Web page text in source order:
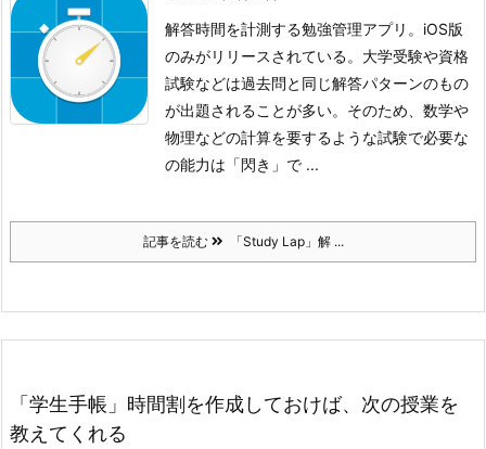
解答時間を計測する勉強管理アプリ。iOS版
のみがリリースされている。 大学受験や資格
試験などは過去問と同じ解答パターンのもの
が出題されることが多い。そのため、数学や
物理などの計算を要するような試験で必要な
の能力は「閃き」で ...
記事を読む 「Study Lap」解 ...
「学生手帳」時間割を作成しておけば、次の授業を
教えてくれる